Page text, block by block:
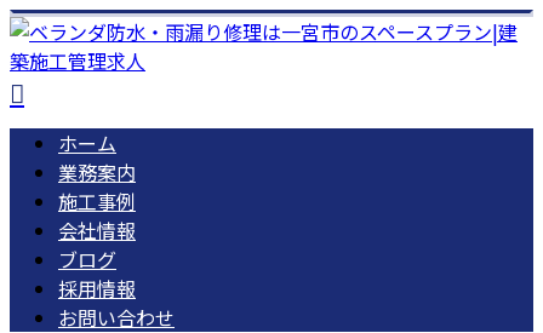
ホーム
業務案内
施工事例
会社情報
ブログ
採用情報
お問い合わせ